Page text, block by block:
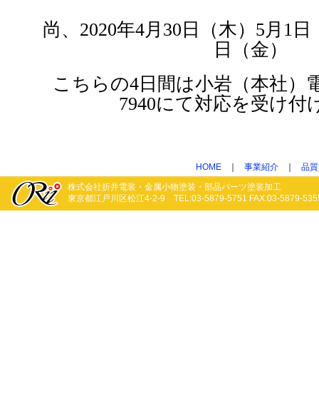
尚、2020年4月30日（木）5月1
日（金）
こちらの4日間は小岩（本社）
7940にて対応を受け付
HOME 事業紹介
品
株式会社折井電装・金属小物塗装・部品パーツ塗装加工
東京都江戸川区松江4-2-9 TEL:03-5879-5751 FAX:03-5879-